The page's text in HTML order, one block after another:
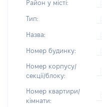
Район у місті:
Тип:
Назва:
Номер будинку:
Номер корпусу/
секції/блоку:
Номер квартири/
кімнати: